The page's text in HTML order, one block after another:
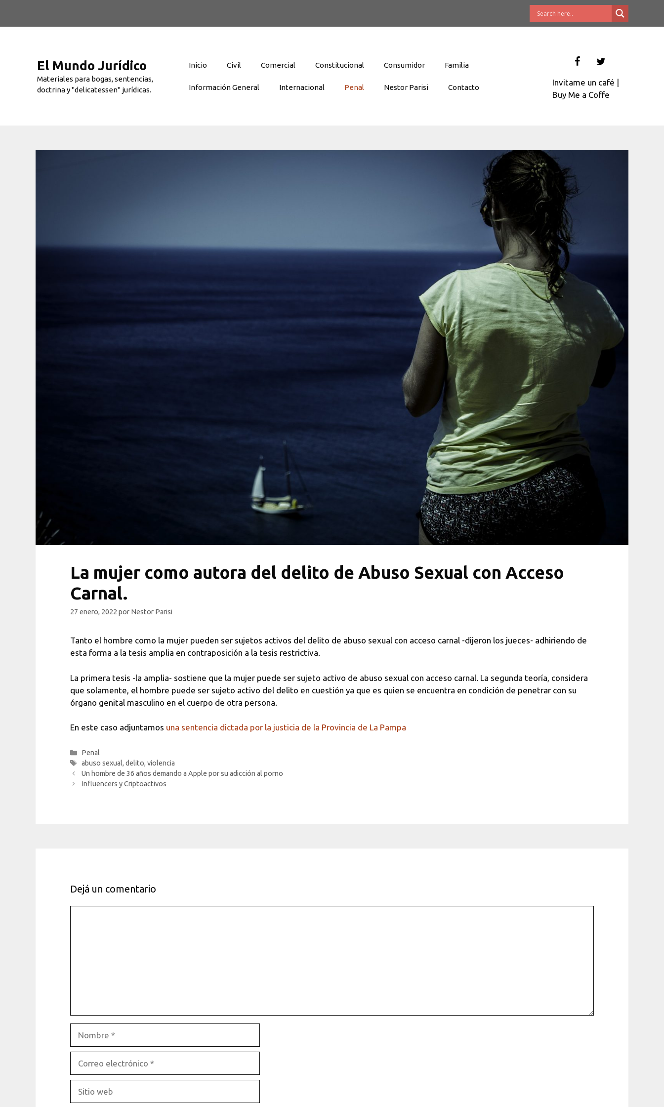
El Mundo Jurídico
Materiales para bogas, sentencias,
doctrina y "delicatessen" jurídicas.
Inicio Civil Comercial Constitucional Consumidor Familia
Información General Internacional Penal Nestor Parisi Contacto
Invitame un café |
Buy Me a Coffe
La mujer como autora del delito de Abuso Sexual con Acceso
Carnal.
27 enero, 2022 por Nestor Parisi
Tanto el hombre como la mujer pueden ser sujetos activos del delito de abuso sexual con acceso carnal -dijeron los jueces- adhiriendo de
esta forma a la tesis amplia en contraposición a la tesis restrictiva.
La primera tesis -la amplia- sostiene que la mujer puede ser sujeto activo de abuso sexual con acceso carnal. La segunda teoría, considera
que solamente, el hombre puede ser sujeto activo del delito en cuestión ya que es quien se encuentra en condición de penetrar con su
órgano genital masculino en el cuerpo de otra persona.
En este caso adjuntamos una sentencia dictada por la justicia de la Provincia de La Pampa
Categorías
Penal
Etiquetas
abuso sexual,delito,violencia
Un hombre de 36 años demando a Apple por su adicción al porno
Influencers y Criptoactivos
Dejá un comentario